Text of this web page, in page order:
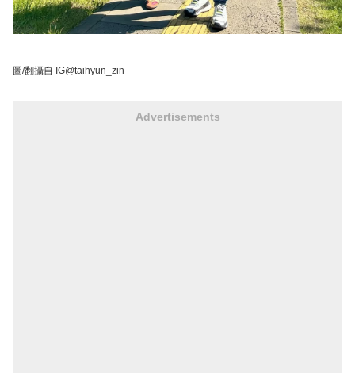
圖/翻攝自 IG@taihyun_zin
Advertisements